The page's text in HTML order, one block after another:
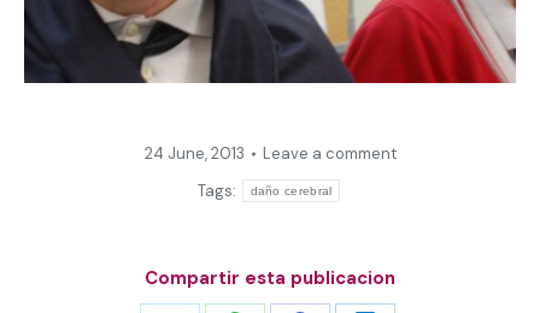
24 June, 2013
Leave a comment
Tags:
daño cerebral
Compartir esta publicacion